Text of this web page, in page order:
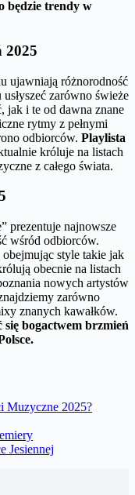
będzie trendy w
2025
ujawniają różnorodność
zarówno świeże
jak i te od dawna znane
rytmy z pełnymi
odbiorców. Playlista
króluje na listach
z całego świata.
prezentuje najnowsze
wśród odbiorców.
style takie jak
obecnie na listach
nowych artystów
zarówno
znanych kawałków.
się bogactwem brzmień
Muzyczne 2025?
Jesiennej